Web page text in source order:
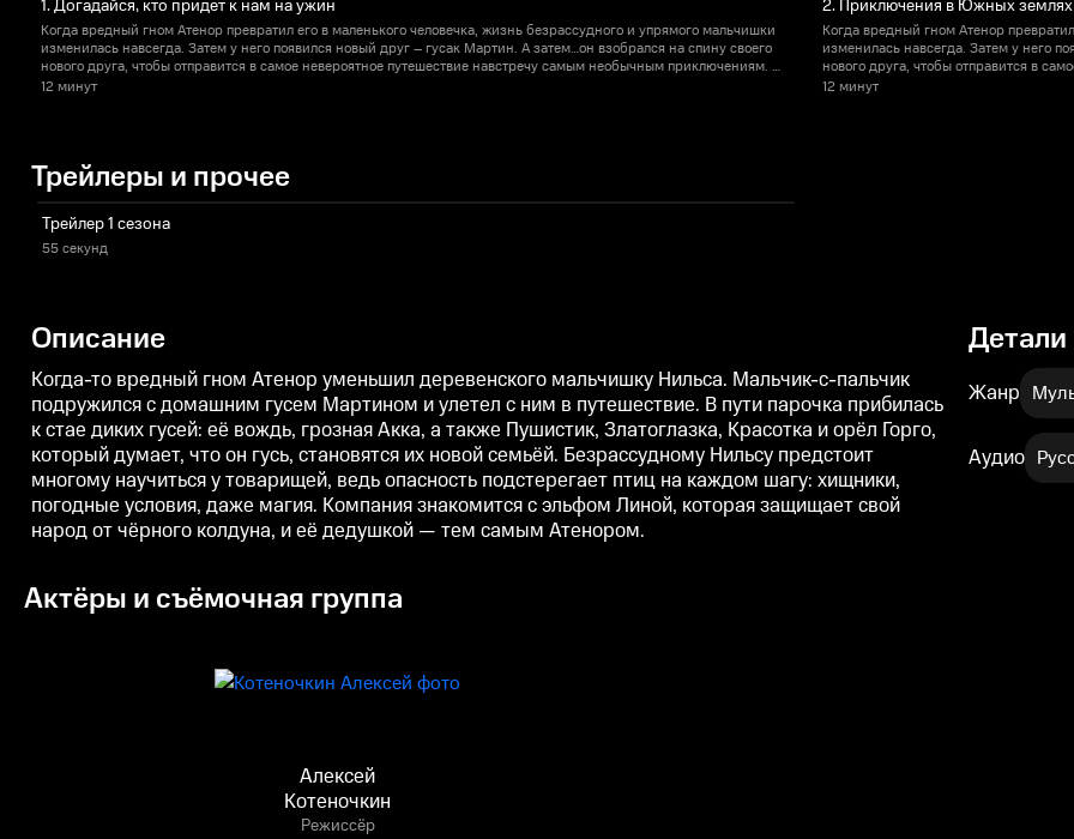
1. Догадайся, кто придет к нам на ужин
Когда вредный гном Атенор превратил его в маленького человечка, жизнь безрассудного и упрямого мальчишки
изменилась навсегда. Затем у него появился новый друг – гусак Мартин. А затем…он взобрался на спину своего
нового друга, чтобы отправится в самое невероятное путешествие навстречу самым необычным приключениям. С
этого дня у Нильса появилась возможность осуществить свою заветную мечту – летать… Быстро и высоко!
12 минут
2. Приключения в Южных землях
Когда вредный гном Атенор
изменилась навсегда. Затем у него
нового друга, чтобы отправится в
этого дня у Нильса появилась
12 минут
Трейлеры и прочее
Трейлер 1 сезона
55 секунд
Описание
Когда-то вредный гном Атенор уменьшил деревенского мальчишку Нильса. Мальчик-с-пальчик
подружился с домашним гусем Мартином и улетел с ним в путешествие. В пути парочка прибилась
к стае диких гусей: её вождь, грозная Акка, а также Пушистик, Златоглазка, Красотка и орёл Горго,
который думает, что он гусь, становятся их новой семьёй. Безрассудному Нильсу предстоит
многому научиться у товарищей, ведь опасность подстерегает птиц на каждом шагу: хищники,
погодные условия, даже магия. Компания знакомится с эльфом Линой, которая защищает свой
народ от чёрного колдуна, и её дедушкой — тем самым Атенором.
Детали
Жанр
Аудио
Актёры и съёмочная группа
Алексей
Котеночкин
Режиссёр